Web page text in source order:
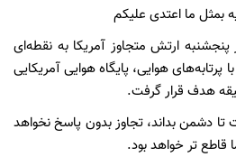
بمثل ما اعتدی علیکم
ارتش متجاوز آمریکا به نقطه‌ای
پرتابه‌های هوایی، پایگاه هوایی آمریکایی
دشمن بداند، تجاوز بدون پاسخ نخواهد
قاطع تر خواهد بود.